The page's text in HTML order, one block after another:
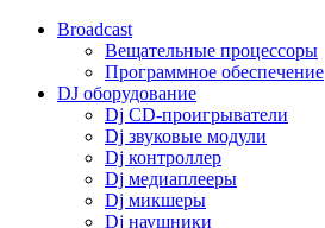
Broadcast
Вещательные процессоры
Программное обеспечение
DJ оборудование
Dj CD-проигрыватели
Dj звуковые модули
Dj контроллер
Dj медиаплееры
Dj микшеры
Dj наушники